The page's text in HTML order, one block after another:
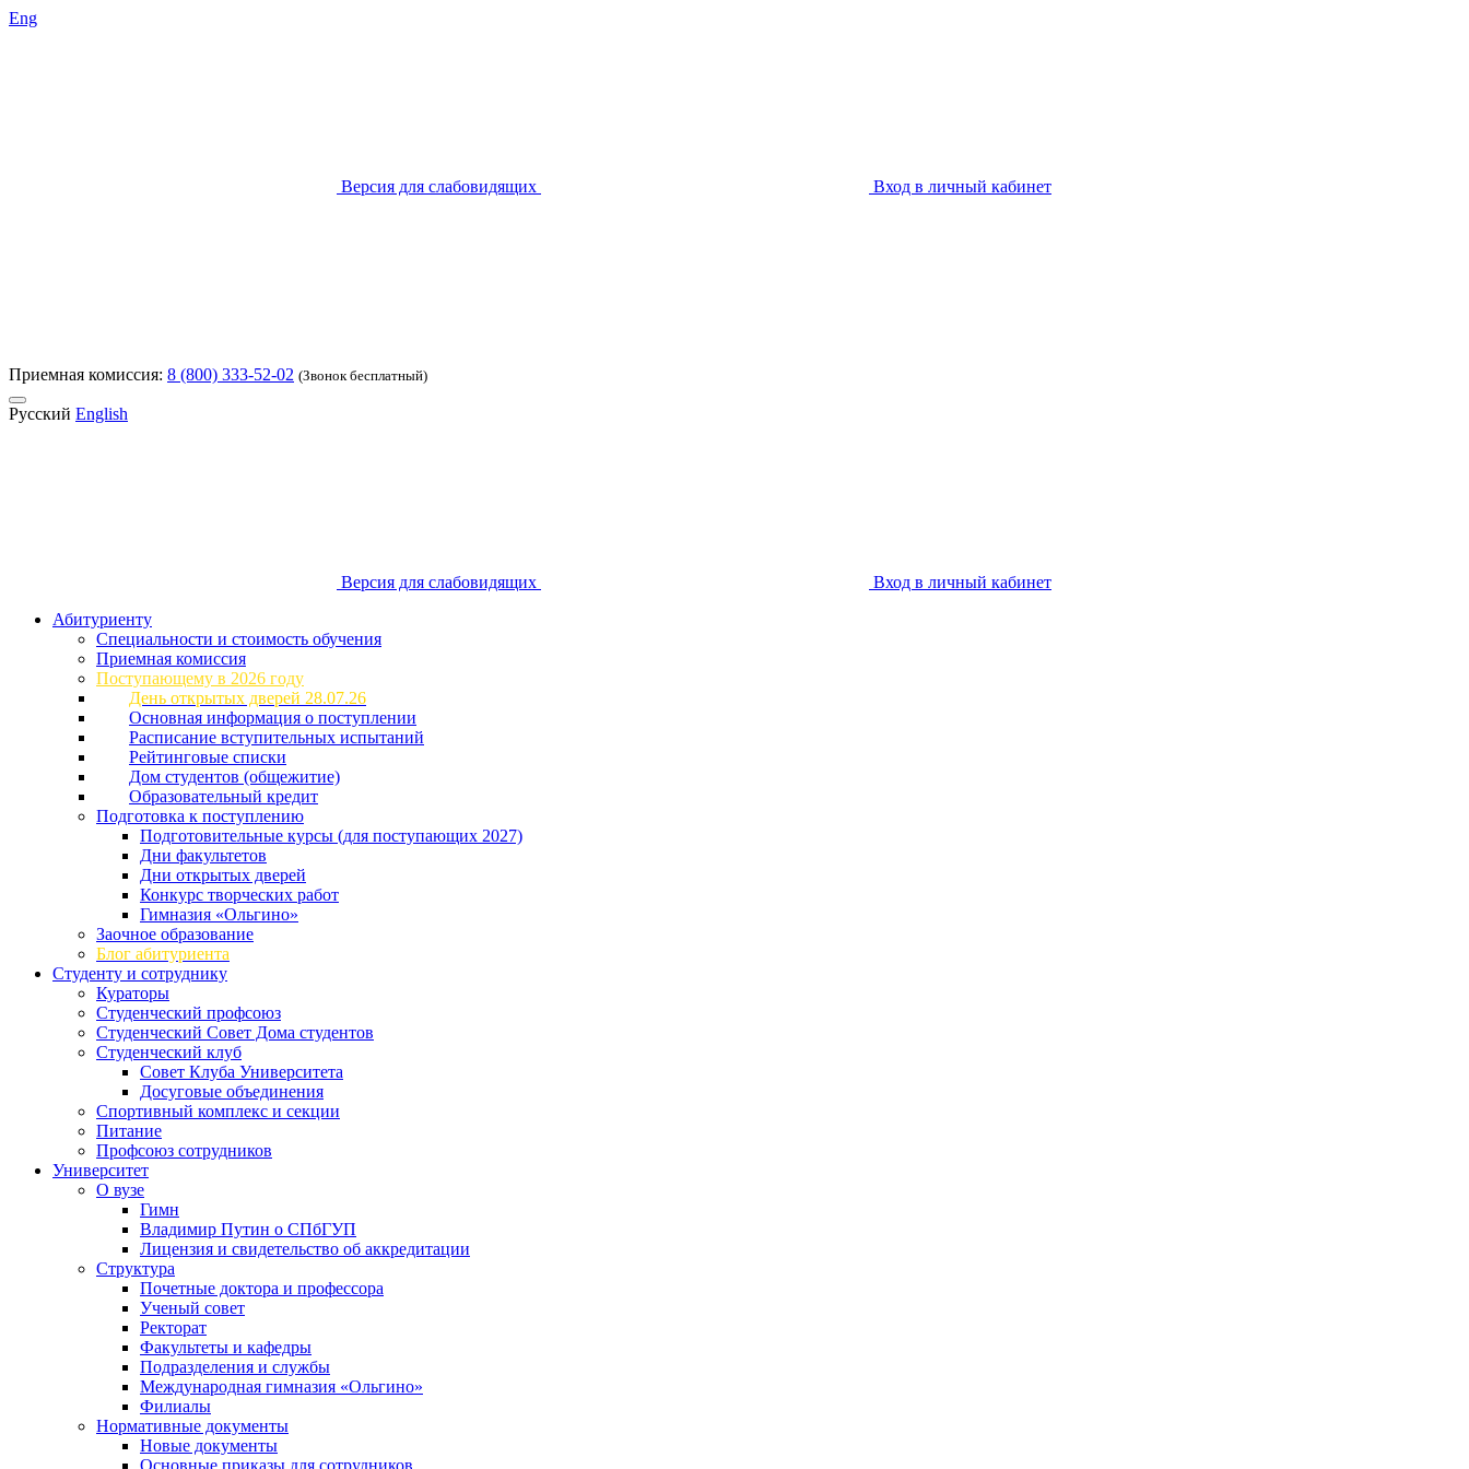
Eng
Версия для слабовидящих Вход в личный кабинет
Приемная комиссия: 8 (800) 333-52-02 (Звонок бесплатный)
Русский English
Версия для слабовидящих
Вход в личный кабинет
Абитуриенту
Специальности и стоимость обучения
Приемная комиссия
Поступающему в 2026 году
День открытых дверей 28.07.26
Основная информация о поступлении
Расписание вступительных испытаний
Рейтинговые списки
Дом студентов (общежитие)
Образовательный кредит
Подготовка к поступлению
Подготовительные курсы (для поступающих 2027)
Дни факультетов
Дни открытых дверей
Конкурс творческих работ
Гимназия «Ольгино»
Заочное образование
Блог абитуриента
Студенту и сотруднику
Кураторы
Студенческий профсоюз
Студенческий Совет Дома студентов
Студенческий клуб
Совет Клуба Университета
Досуговые объединения
Спортивный комплекс и секции
Питание
Профсоюз сотрудников
Университет
О вузе
Гимн
Владимир Путин о СПбГУП
Лицензия и свидетельство об аккредитации
Структура
Почетные доктора и профессора
Ученый совет
Ректорат
Факультеты и кафедры
Подразделения и службы
Международная гимназия «Ольгино»
Филиалы
Нормативные документы
Новые документы
Основные приказы для сотрудников